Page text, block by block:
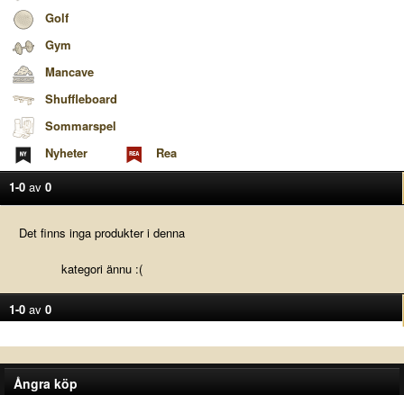
Golf
Gym
Mancave
Shuffleboard
Sommarspel
Nyheter
Rea
1-0 av 0
Det finns inga produkter i denna
kategori ännu :(
1-0 av 0
Ångra köp